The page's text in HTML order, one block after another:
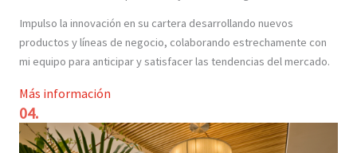
Impulso la innovación en su cartera desarrollando nuevos
productos y líneas de negocio, colaborando estrechamente con
mi equipo para anticipar y satisfacer las tendencias del mercado.
Más información
04.